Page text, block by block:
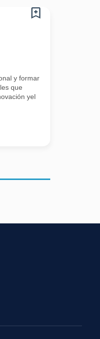
y formar
que
yel